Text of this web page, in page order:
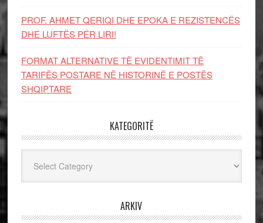
PROF. AHMET QERIQI DHE EPOKA E REZISTENCЁS
DHE LUFTЁS PЁR LIRI!
FORMAT ALTERNATIVE TË EVIDENTIMIT TË
TARIFËS POSTARE NË HISTORINË E POSTËS
SHQIPTARE
KATEGORITË
ARKIV